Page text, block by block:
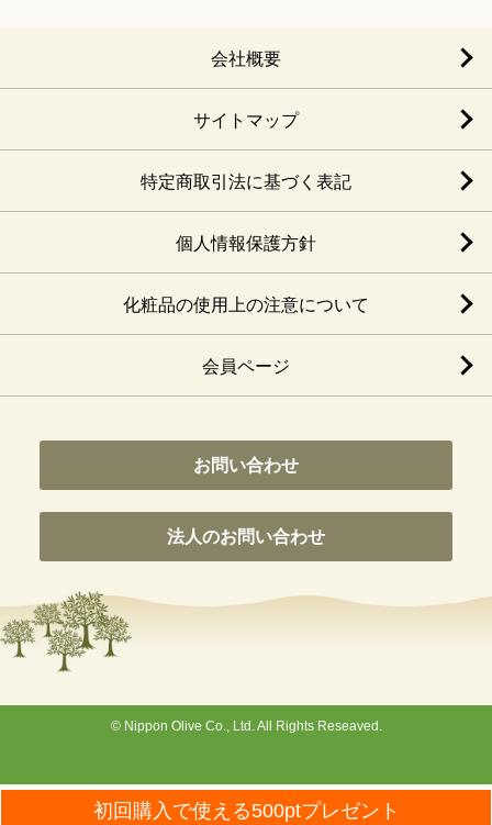
初回購入で使える500ptプレゼント
会社概要
サイトマップ
特定商取引法に基づく表記
個人情報保護方針
化粧品の使用上の注意について
会員ページ
お問い合わせ
法人のお問い合わせ
© Nippon Olive Co., Ltd. All Rights Reseaved.
Wordpress Social Share Pluginpowered by Ultimatelysocial